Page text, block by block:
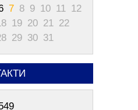
7 8 9 10 11 12
19 20 21 22
29 30 31